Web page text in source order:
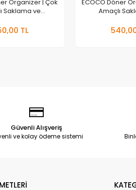
Organizer | Çok
Saklama ve
TL
ECOCO Döner
Amaçlı
Güvenli Alışveriş
ve kolay ödeme sistemi